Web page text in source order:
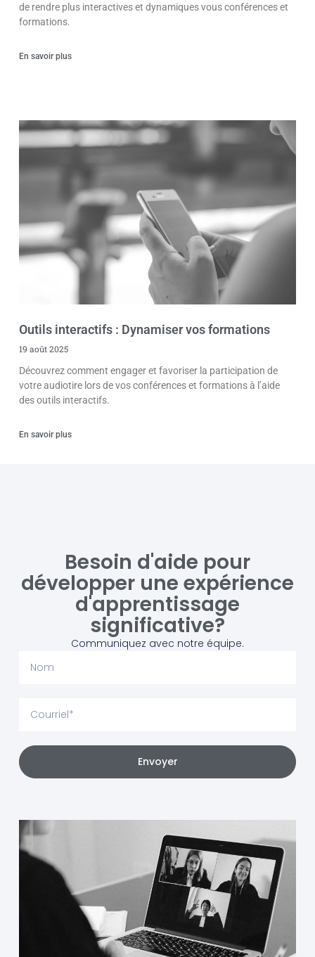
de rendre plus interactives et dynamiques vous conférences et
formations.
En savoir plus
Outils interactifs : Dynamiser vos formations
19 août 2025
Découvrez comment engager et favoriser la participation de
votre audiotire lors de vos conférences et formations à l’aide
des outils interactifs.
En savoir plus
Besoin d'aide pour
développer une expérience
d'apprentissage
significative?
Communiquez avec notre équipe.
Envoyer